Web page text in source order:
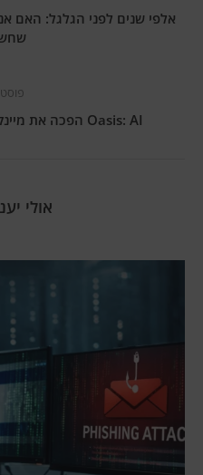
אלפי שנים לפני הגלגל: האם
Oasis: AI הפכה את מיינקראפט למופע סוריאליסטי
אולי